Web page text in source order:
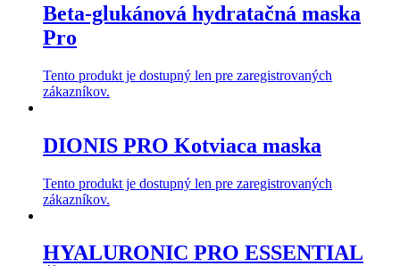
Beta-glukánová hydratačná maska
Pro
Tento produkt je dostupný len pre zaregistrovaných
zákazníkov.
DIONIS PRO Kotviaca maska
Tento produkt je dostupný len pre zaregistrovaných
zákazníkov.
HYALURONIC PRO ESSENTIAL